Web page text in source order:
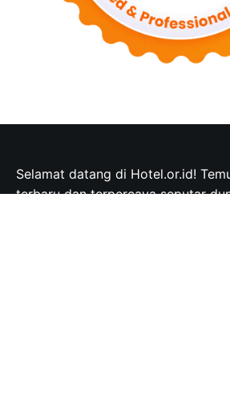
Selamat datang di Hotel.or.id!
terbaru dan terpercaya seputar